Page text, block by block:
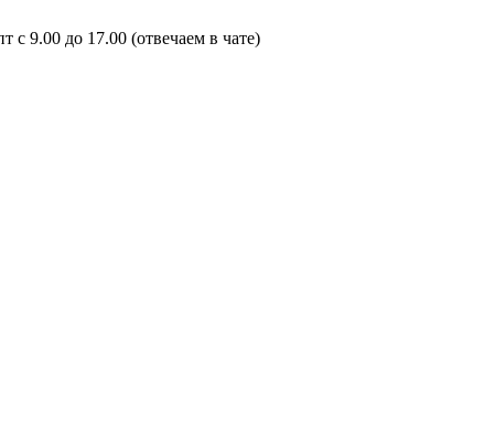
с 9.00 до 17.00 (отвечаем в чате)